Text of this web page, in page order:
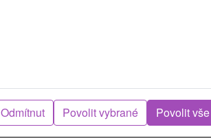
Odmítnut Povolit vybrané Povolit vše